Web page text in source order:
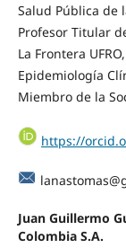
Salud Pública de
Profesor Titular
La Frontera
Epidemiología
Miembro de la
https://
Juan Guillermo
Colombia S.A.